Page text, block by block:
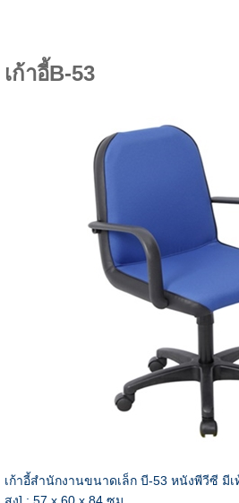
เก้าอี้B-53
เก้าอี้สำนักงานขนาดเล็ก บี-53 หนังพีวีซี มี